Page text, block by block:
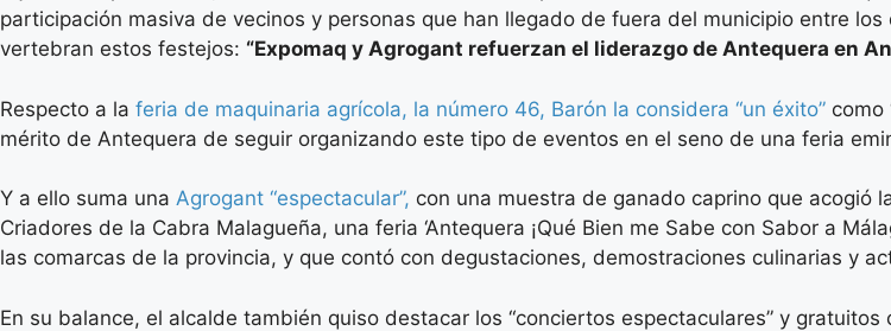
participación masiva de vecinos y personas que han llegado de fuera del municipio entre
vertebran estos festejos: “Expomaq y Agrogant refuerzan el liderazgo de Antequera en
Respecto a la feria de maquinaria agrícola, la número 46, Barón la considera “un éxito” como
mérito de Antequera de seguir organizando este tipo de eventos en el seno de una feria
Y a ello suma una Agrogant “espectacular”, con una muestra de ganado caprino que acogió
Criadores de la Cabra Malagueña, una feria ‘Antequera ¡Qué Bien me Sabe con Sabor a
las comarcas de la provincia, y que contó con degustaciones, demostraciones culinarias y
En su balance, el alcalde también quiso destacar los “conciertos espectaculares” y